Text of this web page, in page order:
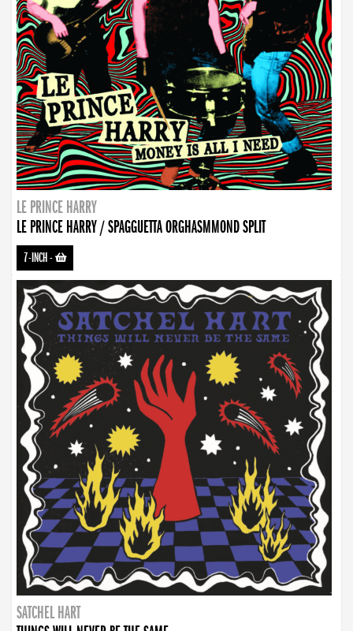
LE PRINCE HARRY
LE PRINCE HARRY / SPAGGUETTA ORGHASMMOND SPLIT
7-INCH-
SATCHEL HART